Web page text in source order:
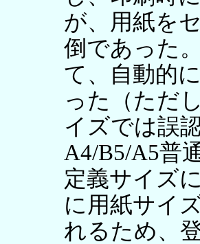
が、用紙を
倒であった
て、自動的
った（ただ
イズでは誤
A4/B5/A5普
定義サイズ
に用紙サイ
れるため、